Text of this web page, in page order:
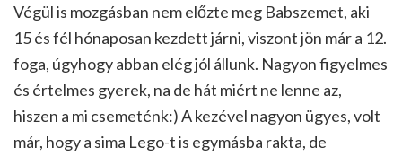
Végül is mozgásban nem előzte meg Babszemet, aki
15 és fél hónaposan kezdett járni, viszont jön már a 12.
foga, úgyhogy abban elég jól állunk. Nagyon figyelmes
és értelmes gyerek, na de hát miért ne lenne az,
hiszen a mi csemeténk:) A kezével nagyon ügyes, volt
már, hogy a sima Lego-t is egymásba rakta, de